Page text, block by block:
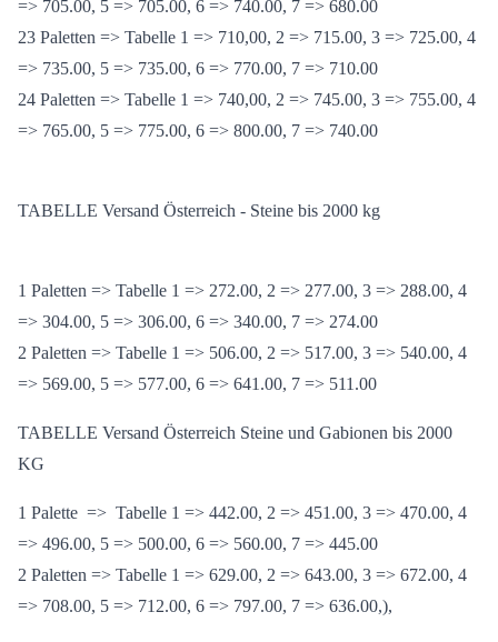
22 Paletten => Tabelle 1 => 680,00, 2 => 685.00, 3 => 695.00, 4
=> 705.00, 5 => 705.00, 6 => 740.00, 7 => 680.00
23 Paletten => Tabelle 1 => 710,00, 2 => 715.00, 3 => 725.00, 4
=> 735.00, 5 => 735.00, 6 => 770.00, 7 => 710.00
24 Paletten => Tabelle 1 => 740,00, 2 => 745.00, 3 => 755.00, 4
1 Paletten => Tabelle 1 => 272.00, 2 => 277.00, 3 => 288.00, 4
=> 304.00, 5 => 306.00, 6 => 340.00, 7 => 274.00
2 Paletten => Tabelle 1 => 506.00, 2 => 517.00, 3 => 540.00, 4
TABELLE Versand Österreich Steine und Gabionen bis 2000
1 Palette => Tabelle 1 => 442.00, 2 => 451.00, 3 => 470.00, 4
=> 496.00, 5 => 500.00, 6 => 560.00, 7 => 445.00
2 Paletten => Tabelle 1 => 629.00, 2 => 643.00, 3 => 672.00, 4